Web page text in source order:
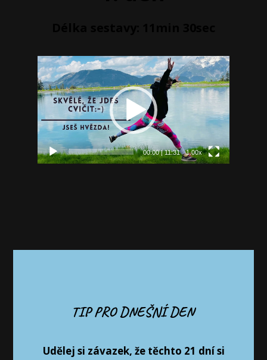
Video
přehrávač
00:00|11:31 1.00x
TIP PRO DNEŠNÍ DEN
Udělej si závazek, že těchto 21 dní si